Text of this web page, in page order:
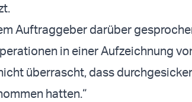
Auftraggeber darüber
in einer Aufzeichnung
überrascht, dass
hatten.“